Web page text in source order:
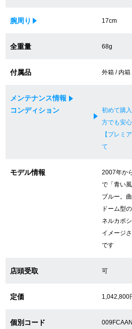
修理・メンテンナンスについて
オーバーホールについて
外装仕上げについて
電池交換について
GINZA RASIN
GINZA RASINの中古腕時計につい
店舗情報
銀座中央通り店
腕周り 17cm
全重量 68g
付属品 外箱 / 内
メンテナンス情報
コンディション
初めて購
方でも安心
【プレミ
て
モデル情報
2007年か
で「青い
ブルー。
ドーム型
ネルカボ
イメージ
です
店頭受取 可
定価 1,042,800
個別コード